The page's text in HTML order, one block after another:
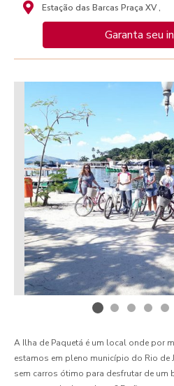
Estação das Barcas Praça XV ,
Garanta seu
A Ilha de Paquetá é um local onde por
estamos em pleno município do Rio de
sem carros ótimo para desfrutar de um